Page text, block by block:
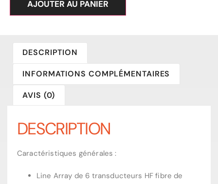
AJOUTER AU PANIER
DESCRIPTION
INFORMATIONS COMPLÉMENTAIRES
AVIS (0)
DESCRIPTION
Caractéristiques générales :
Line Array de 6 transducteurs HF fibre de